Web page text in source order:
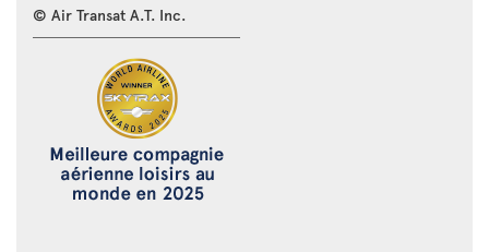
© Air Transat A.T. Inc.